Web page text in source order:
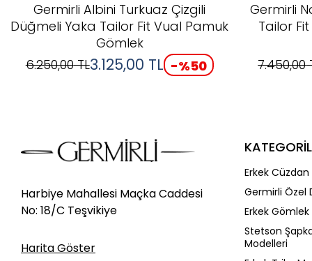
Germirli Albini Turkuaz Çizgili
Düğmeli Yaka Tailor Fit Vual Pamuk
Gömlek
6.250,00TL3.125,00 TL -%50
Germirli
Tailor
7.450,00
Harbiye Mahallesi Maçka Caddesi
No: 18/C Teşvikiye
Harita Göster
Erkek
Germirli Özel
Erkek
Stetson
Modelleri